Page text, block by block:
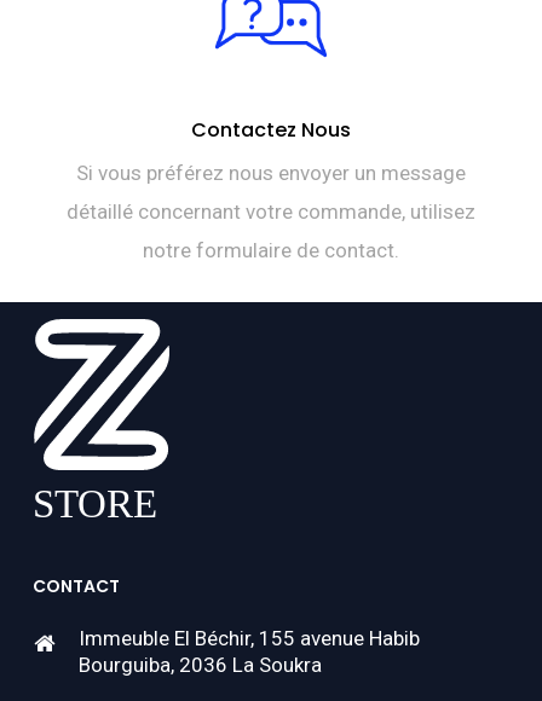
Contactez Nous
Si vous préférez nous envoyer un message
détaillé concernant votre commande, utilisez
notre formulaire de contact.
CONTACT
Immeuble El Béchir, 155 avenue Habib
Bourguiba, 2036 La Soukra